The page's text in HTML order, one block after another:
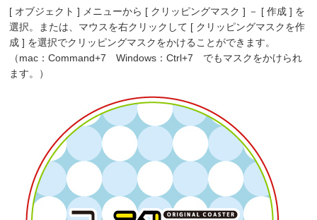
[ オブジェクト ] メニューから [ クリッピングマスク ] － [ 作成 ] を
選択。または、マウスを右クリックして [ クリッピングマスクを作
成 ] を選択でクリッピングマスクをかけることができます。
（mac：Command+7 Windows：Ctrl+7 でもマスクをかけられ
ます。）